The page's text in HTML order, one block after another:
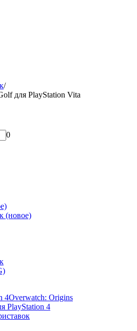
/
для PlayStation Vita
0
(новое)
4Overwatch: Origins
PlayStation 4